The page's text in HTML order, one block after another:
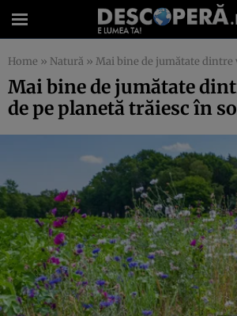
Home » Natură » Mai bine de jumătate dintre vietățile
Mai bine de jumătate
de pe planetă trăiesc în